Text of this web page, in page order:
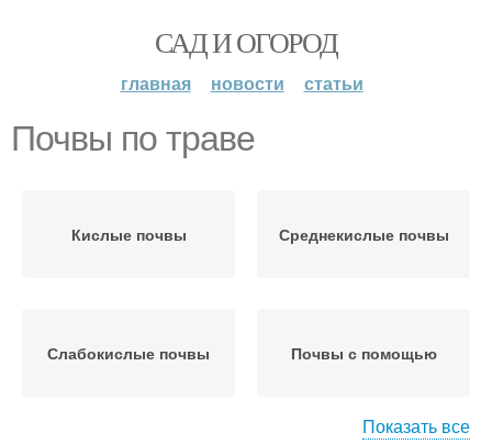
САД И ОГОРОД
главная новости статьи
Почвы по траве
Кислые почвы Среднекислые почвы
Слабокислые почвы Почвы с помощью
Показать все